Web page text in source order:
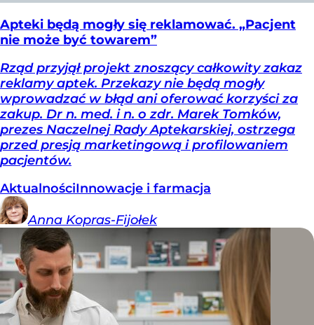
Apteki będą mogły się reklamować. „Pacjent
nie może być towarem”
Rząd przyjął projekt znoszący całkowity zakaz
reklamy aptek. Przekazy nie będą mogły
wprowadzać w błąd ani oferować korzyści za
zakup. Dr n. med. i n. o zdr. Marek Tomków,
prezes Naczelnej Rady Aptekarskiej, ostrzega
przed presją marketingową i profilowaniem
pacjentów.
AktualnościInnowacje i farmacja
Anna Kopras-Fijołek